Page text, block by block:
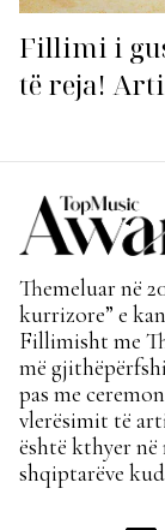
Fillimi i
të reja!
Themeluar në
kurrizore” e
Fillimisht me
më
pas me
vlerësimit të
është kthyer
shqiptarëve